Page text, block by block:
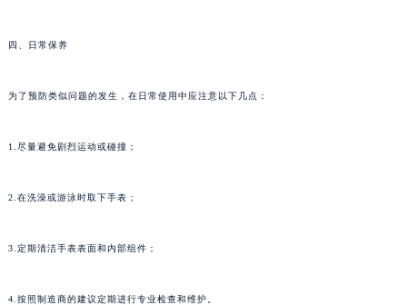
四、日常保养
为了预防类似问题的发生，在日常使用中应注意以下几点：
1.尽量避免剧烈运动或碰撞；
2.在洗澡或游泳时取下手表；
3.定期清洁手表表面和内部组件；
4.按照制造商的建议定期进行专业检查和维护。